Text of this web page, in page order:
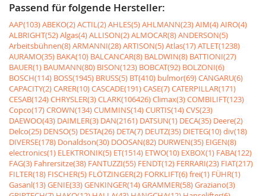
Passend für folgende Hersteller:
AAP(103)ABEKO(2)ACTIL(2)AHLES(5)AHLMANN(23)AIM(4)AIRO(4)
ALBRIGHT(52)Algas(4)ALLISON(2)ALMOCAR(8)ANDERSON(5)
Arbeitsbühnen(8)ARMANNI(28)ARTISON(5)Atlas(17)ATLET(1238)
AURAMO(35) BAKA(10) BALCANCAR(8) BALDWIN(8) BATTIONI(27)
BAUER(1) BAUMANN(80) BISON(123) BOBCAT(92) BOLZONI(6)
BOSCH(114) BOSS(1945) BRUSS(5) BT(410) bulmor(69)CANGARU(6)
CAPACITY(2)CARER(10)CASCADE(191)CASE(7)CATERPILLAR(171)
CESAB(124)CHRYSLER(3)CLARK(106426)Climax(3)COMBILIFT(123)
Copco(17)CROWN(134)CUMMINS(14)CURTIS(14)CVS(23)
DAEWOO(43) DAIMLER(3) DAN(2161) DATSUN(1) DECA(35) Deere(2)
Delco(25) DENSO(5) DESTA(26) DETA(7) DEUTZ(35) DIETEG(10)div(18)
DIVERSE(178) Donaldson(30) DOOSAN(82) DURWEN(35) EIGEN(8)
electronics(1) ELEKTRONIK(5) ET(1514) ETWO(10) EXBOX(1) FABA(122)
FAG(3) Fahrersitze(38) FANTUZZI(55) FENDT(12) FERRARI(23) FIAT(217)
FILTER(18) FISCHER(5) FLÖTZINGER(2) FORKLIFT(6)frei(1) FÜHR(1)
Gasanl(13)GENIE(33)GENKINGER(14)GRAMMER(58)Graziano(3)